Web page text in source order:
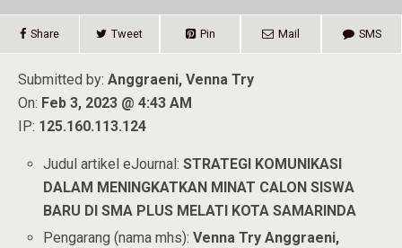
Share Tweet Pin Mail SMS
Submitted by: Anggraeni, Venna Try
On: Feb 3, 2023 @ 4:43 AM
IP: 125.160.113.124
Judul artikel eJournal:STRATEGI KOMUNIKASI
DALAM MENINGKATKAN MINAT CALON SISWA
BARU DI SMA PLUS MELATI KOTA SAMARINDA
Pengarang (nama mhs):Venna Try Anggraeni,